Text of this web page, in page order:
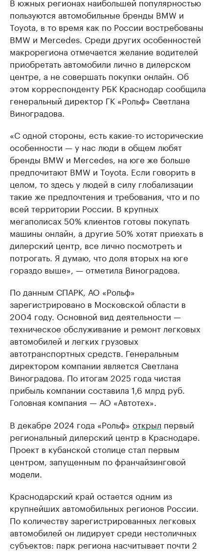
пользуются автомобильные бренды BMW и
Toyota, в то время как по России востребованы
BMW и Mercedes. Среди других особенностей
макрорегиона отмечается желание водителей
приобретать автомобили лично в дилерском
центре, а не совершать покупки онлайн. Об
этом корреспонденту РБК Краснодар сообщила
генеральный директор ГК «Рольф» Светлана
Виноградова.
«С одной стороны, есть какие-то исторические
особенности — у нас люди в общем любят
бренды BMW и Mercedes, на юге же больше
предпочитают BMW и Toyota. Если говорить в
целом, то здесь у людей в силу глобализации
такие же предпочтения и требования, что и по
всей территории России. В крупных
мегаполисах 50% клиентов готовы покупать
машины онлайн, а другие 50% хотят приехать в
дилерский центр, все лично посмотреть и
потрогать. Я думаю, что доля вторых на юге
гораздо выше», — отметила Виноградова.
По данным СПАРК, АО «Рольф»
зарегистрировано в Московской области в
2004 году. Основной вид деятельности —
техническое обслуживание и ремонт легковых
автомобилей и легких грузовых
автотранспортных средств. Генеральным
директором компании является Светлана
Виноградова. По итогам 2025 года чистая
прибыль компании составила 1,6 млрд руб.
Головная компания — АО «Автотех».
В декабре 2024 года «Рольф» открыл первый
региональный дилерский центр в Краснодаре.
Проект в кубанской столице стал первым
центром, запущенным по франчайзинговой
модели.
Краснодарский край остается одним из
крупнейших автомобильных регионов России.
По количеству зарегистрированных легковых
автомобилей он лидирует среди нестоличных
субъектов: парк региона насчитывает почти 2